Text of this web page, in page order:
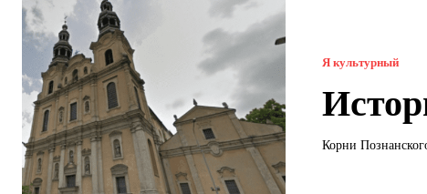
Я культурный
Корни